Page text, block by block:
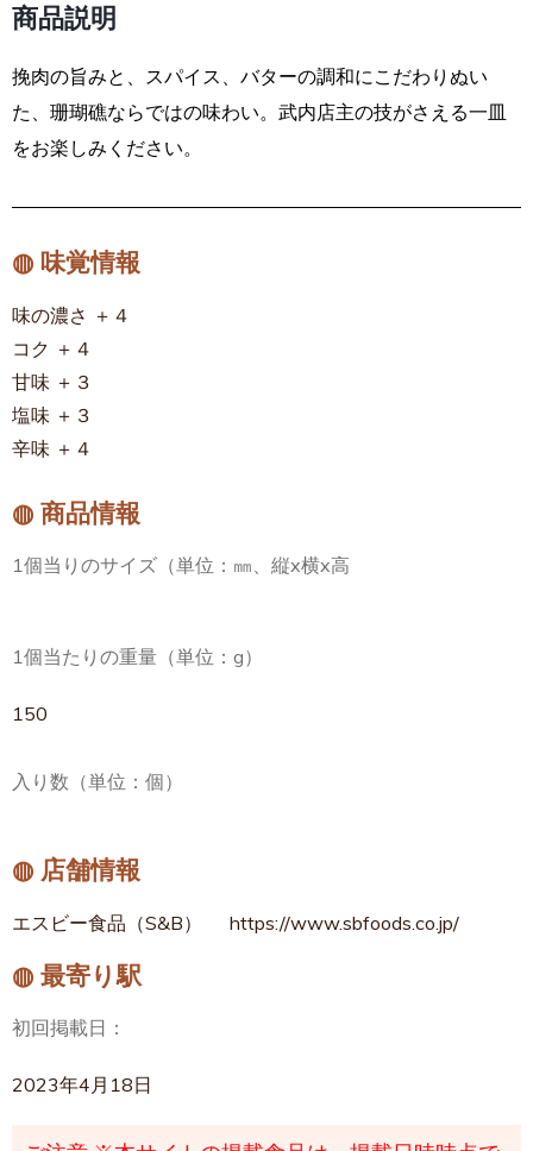
商品説明
挽肉の旨みと、スパイス、バターの調和にこだわりぬい
た、珊瑚礁ならではの味わい。武内店主の技がさえる一皿
をお楽しみください。
◍ 味覚情報
味の濃さ ＋４
コク ＋４
甘味 ＋３
塩味 ＋３
辛味 ＋４
◍ 商品情報
1個当りのサイズ（単位：㎜、縦x横x高
1個当たりの重量（単位：g）
150
入り数（単位：個）
◍ 店舗情報
エスビー食品（S&B） https://www.sbfoods.co.jp/
◍ 最寄り駅
初回掲載日：
2023年4月18日